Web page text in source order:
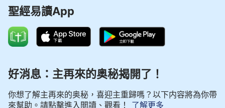
遠不止這些。在當時有没有記載神要給約伯什麽樣的
永遠的應許呢？神對約伯的賜福中没有提到結局，也
不涉及結局，不管約伯這個人在神心裏是什麽樣的分
寸的。他没有宣布結局，這意味着什麽？在那個神的
計劃還没有進行到要宣布人結局的時候，没作到工作
結束的階段，神并不提結局，僅僅賜給人一些物質的
聖經易讀App
好消息：主再來的奥秘揭開了！
你想了解主再來的奥秘，喜迎主重歸嗎？以下内容將為你帶
來幫助。請點擊進入閲讀、觀看！
了解更多